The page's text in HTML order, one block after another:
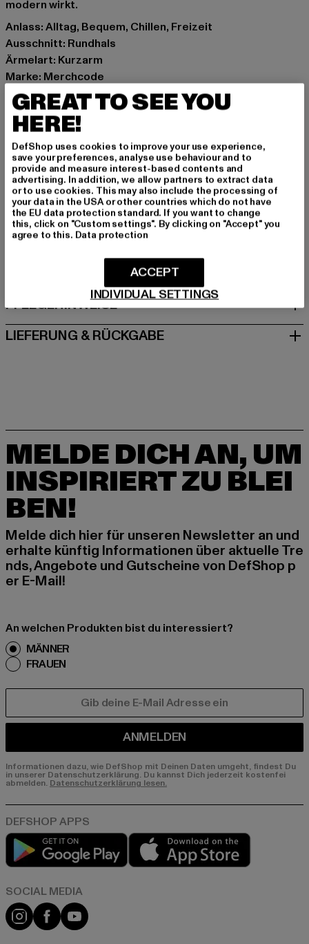
modern wirkt.
Anlass: Alltag, Bequem, Chillen, Freizeit
Ausschnitt: Rundhals
Ärmelart: Kurzarm
Marke: Merchcode
Kat.: T-Shirts
Farbe: weiß
Hersteller Farbe: white
Materialzusammensetzung: 100% Baumwolle
Art.Nr: MT1997-00220
Hersteller: TB International GmbH |info@tbint.de
Dr.-Robert-Murjahn-Straße 7 | 64372 Ober-Ramstadt |
DE
GRÖSSE & PASSFORM
PFLEGEHINWEISE
LIEFERUNG & RÜCKGABE
MELDE DICH AN, UM
INSPIRIERT ZU BLEI
BEN!
Melde dich hier für unseren Newsletter an und
erhalte künftig Informationen über aktuelle Tre
nds, Angebote und Gutscheine von DefShop p
er E-Mail!
An welchen Produkten bist du interessiert?
MÄNNER
FRAUEN
ANMELDEN
Informationen dazu, wie DefShop mit Deinen Daten umgeht, findest Du
in unserer Datenschutzerklärung. Du kannst Dich jederzeit kostenfei
abmelden. Datenschutzerklärung lesen.
Play market
Instagram
FacebookYouTube
GREAT TO SEE YOU
HERE!
DefShop uses cookies to improve your use experience,
save your preferences, analyse use behaviour and to
provide and measure interest-based contents and
advertising. In addition, we allow partners to extract data
or to use cookies. This may also include the processing of
your data in the USA or other countries which do not have
the EU data protection standard. If you want to change
this, click on "Custom settings". By clicking on "Accept" you
agree to this. Data protection
INDIVIDUAL SETTINGS
ACCEPT